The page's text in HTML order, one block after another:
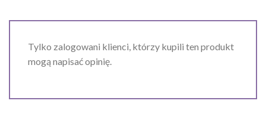
Tylko zalogowani klienci, którzy kupili ten produkt
mogą napisać opinię.